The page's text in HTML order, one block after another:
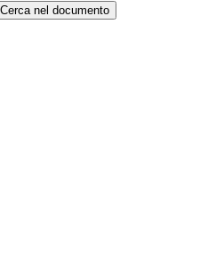
Cerca nel documento